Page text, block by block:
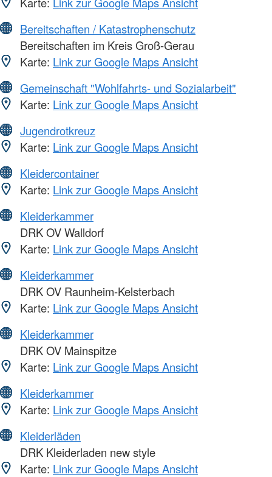
Bereitschaften / Katastrophenschutz
Bereitschaften im Kreis Groß-Gerau
Karte: Link zur Google Maps Ansicht
Gemeinschaft "Wohlfahrts- und Sozialarbeit"
Karte: Link zur Google Maps Ansicht
Jugendrotkreuz
Karte: Link zur Google Maps Ansicht
Kleidercontainer
Karte: Link zur Google Maps Ansicht
Kleiderkammer
DRK OV Walldorf
Karte: Link zur Google Maps Ansicht
Kleiderkammer
DRK OV Raunheim-Kelsterbach
Karte: Link zur Google Maps Ansicht
Kleiderkammer
DRK OV Mainspitze
Karte: Link zur Google Maps Ansicht
Kleiderkammer
Karte: Link zur Google Maps Ansicht
Kleiderläden
DRK Kleiderladen new style
Karte: Link zur Google Maps Ansicht